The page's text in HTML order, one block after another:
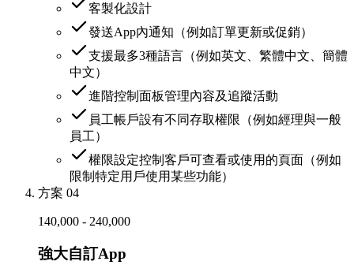
客製化設計
發送App內通知（例如訂單更新或促銷）
支援最多3種語言（例如英文、繁體中文、簡體
中文）
進階控制面板管理內容及追蹤活動
員工帳戶設有不同存取權限（例如經理與一般
員工）
權限設定控制客戶可查看或使用的頁面（例如
限制特定用戶使用某些功能）
方案 04
140,000 - 240,000
強大自訂App